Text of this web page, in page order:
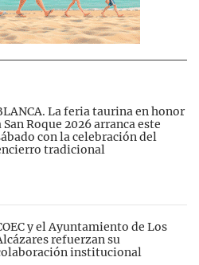
La feria taurina en honor
San Roque 2026 arranca este
con la celebración del
tradicional
y el Ayuntamiento de Los
refuerzan su
institucional